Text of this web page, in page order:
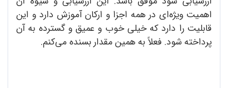
اهمیت ویژه‌ای در همه اجزا و ارکان آموزش دارد و این
قابلیت را دارد که خیلی خوب و عمیق و گسترده به آن
پرداخته شود. فعلاً به همین مقدار بسنده می‌کنم.